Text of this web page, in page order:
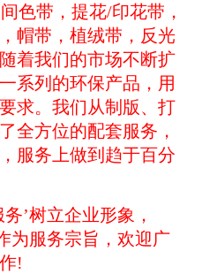
色带，提花/印花带，
帽带，植绒带，反光
着我们的市场不断扩
系列的环保产品，用
求。我们从制版、打
全方位的配套服务，
服务上做到趋于百分
’树立企业形象，
为服务宗旨，欢迎广
!